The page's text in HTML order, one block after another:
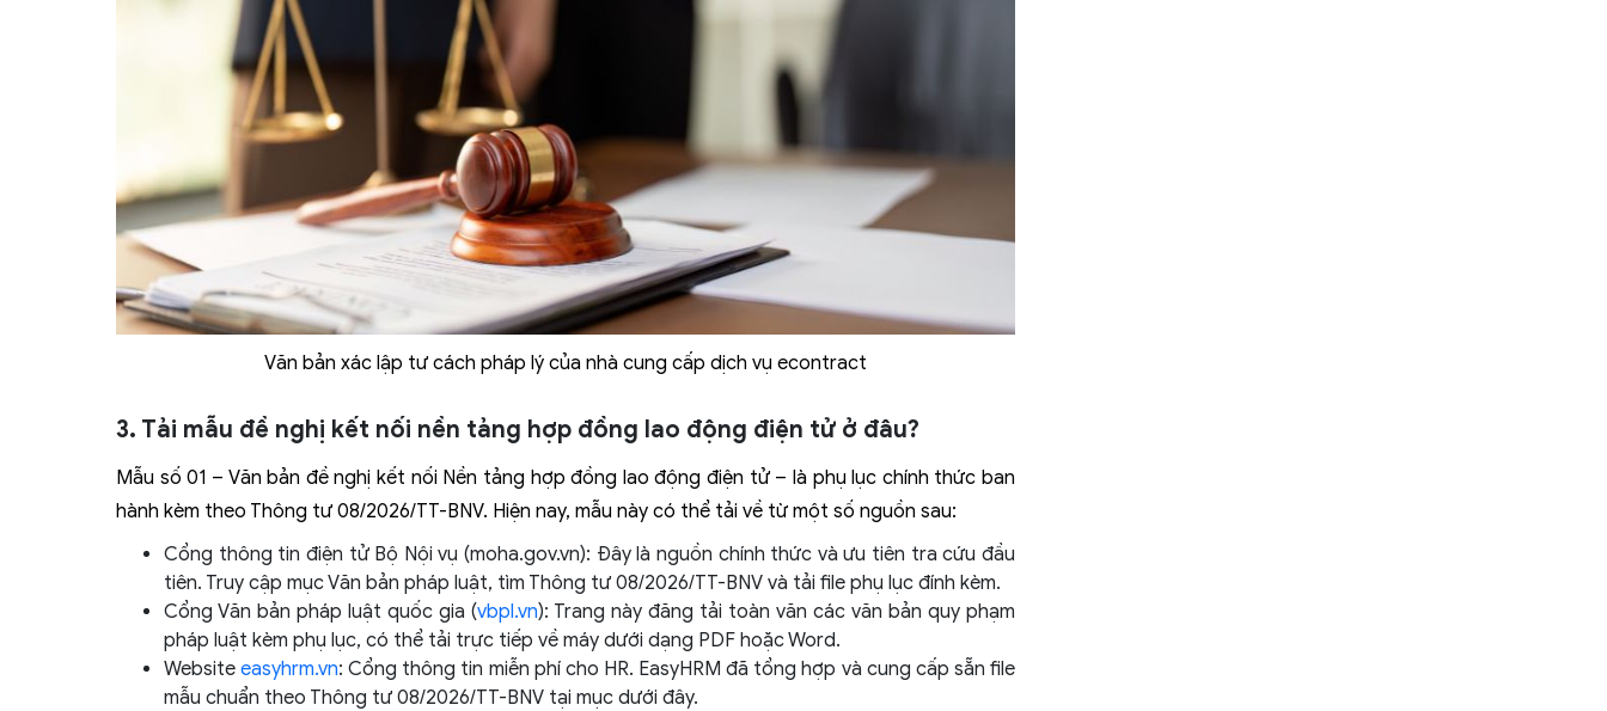
Văn bản xác lập tư cách pháp lý của nhà cung cấp dịch vụ econtract
3. Tải mẫu đề nghị kết nối nền tảng hợp đồng lao động điện tử ở đâu?
Mẫu số 01 – Văn bản đề nghị kết nối Nền tảng hợp đồng lao động điện tử – là phụ lục chính thức ban
hành kèm theo Thông tư 08/2026/TT-BNV. Hiện nay, mẫu này có thể tải về từ một số nguồn sau:
Cổng thông tin điện tử Bộ Nội vụ (moha.gov.vn): Đây là nguồn chính thức và ưu tiên tra cứu đầu
tiên. Truy cập mục Văn bản pháp luật, tìm Thông tư 08/2026/TT-BNV và tải file phụ lục đính kèm.
Cổng Văn bản pháp luật quốc gia (vbpl.vn): Trang này đăng tải toàn văn các văn bản quy phạm
pháp luật kèm phụ lục, có thể tải trực tiếp về máy dưới dạng PDF hoặc Word.
Websiteeasyhrm.vn: Cổng thông tin miễn phí cho HR. EasyHRM đã tổng hợp và cung cấp sẵn file
mẫu chuẩn theo Thông tư 08/2026/TT-BNV tại mục dưới đây.